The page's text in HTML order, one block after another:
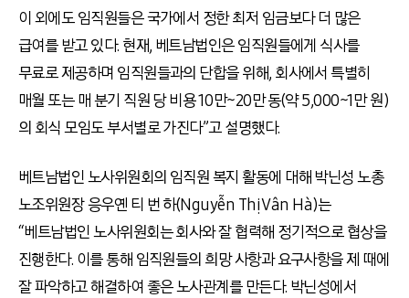
이 외에도 임직원들은 국가에서 정한 최저 임금보다 더 많은
급여를 받고 있다. 현재, 베트남법인은 임직원들에게 식사를
무료로 제공하며 임직원들과의 단합을 위해, 회사에서 특별히
매월 또는 매 분기 직원 당 비용 10만~20만 동(약 5,000~1만 원)
의 회식 모임도 부서별로 가진다”고 설명했다.
베트남법인 노사위원회의 임직원 복지 활동에 대해 박닌성 노총
노조위원장 응우옌 티 번 하(Nguyễn Thị Vân Hà)는
“베트남법인 노사위원회는 회사와 잘 협력해 정기적으로 협상을
진행한다. 이를 통해 임직원들의 희망 사항과 요구사항을 제 때에
잘 파악하고 해결하여 좋은 노사관계를 만든다. 박닌성에서